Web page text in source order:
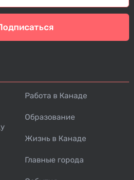
Работа в Канаде
Образование
Жизнь в Канаде
Главные города